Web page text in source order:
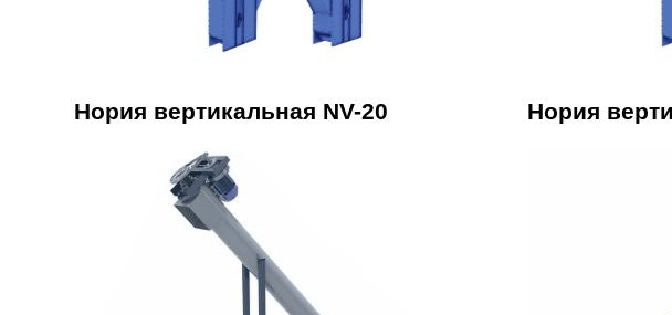
Нория вертикальная NV-20 Нория